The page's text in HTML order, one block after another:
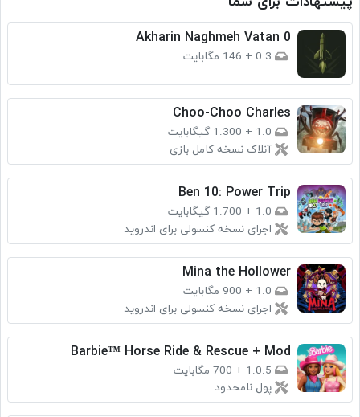
Akharin Naghmeh Vatan 0
0.3
+ 146 مگابایت
Choo-Choo Charles
1.0
+ 1.300 گیگابایت
آنلاک نسخه کامل بازی
Ben 10: Power Trip
1.0
+ 1.700 گیگابایت
اجرای نسخه کنسولی برای اندروید
Mina the Hollower
1.0
+ 900 مگابایت
اجرای نسخه کنسولی برای اندروید
Barbie™ Horse Ride & Rescue + Mod
1.0.5
+ 700 مگابایت
پول نامحدود